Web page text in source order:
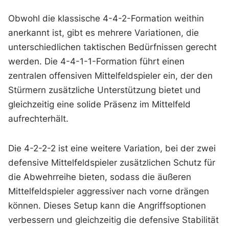
Obwohl die klassische 4-4-2-Formation weithin
anerkannt ist, gibt es mehrere Variationen, die
unterschiedlichen taktischen Bedürfnissen gerecht
werden. Die 4-4-1-1-Formation führt einen
zentralen offensiven Mittelfeldspieler ein, der den
Stürmern zusätzliche Unterstützung bietet und
gleichzeitig eine solide Präsenz im Mittelfeld
aufrechterhält.
Die 4-2-2-2 ist eine weitere Variation, bei der zwei
defensive Mittelfeldspieler zusätzlichen Schutz für
die Abwehrreihe bieten, sodass die äußeren
Mittelfeldspieler aggressiver nach vorne drängen
können. Dieses Setup kann die Angriffsoptionen
verbessern und gleichzeitig die defensive Stabilität